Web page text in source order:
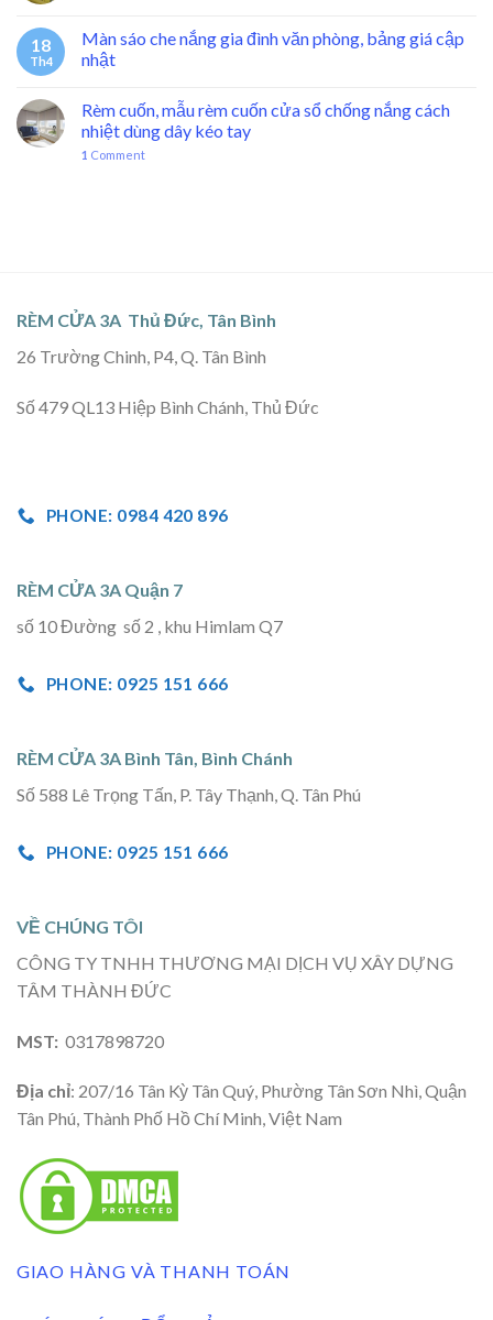
18
Th4
Màn sáo che nắng gia đình văn phòng, bảng giá cập
nhật
Rèm cuốn, mẫu rèm cuốn cửa sổ chống nắng cách
nhiệt dùng dây kéo tay
1 Comment
RÈM CỬA 3A Thủ Đức, Tân Bình
26 Trường Chinh, P4, Q. Tân Bình
Số 479 QL13 Hiệp Bình Chánh, Thủ Đức
PHONE: 0984 420 896
RÈM CỬA 3A Quận 7
số 10 Đường số 2 , khu Himlam Q7
PHONE: 0925 151 666
RÈM CỬA 3A Bình Tân, Bình Chánh
Số 588 Lê Trọng Tấn, P. Tây Thạnh, Q. Tân Phú
PHONE: 0925 151 666
VỀ CHÚNG TÔI
CÔNG TY TNHH THƯƠNG MẠI DỊCH VỤ XÂY DỰNG
TÂM THÀNH ĐỨC
MST: 0317898720
Địa chỉ: 207/16 Tân Kỳ Tân Quý, Phường Tân Sơn Nhì, Quận
Tân Phú, Thành Phố Hồ Chí Minh, Việt Nam
GIAO HÀNG VÀ THANH TOÁN